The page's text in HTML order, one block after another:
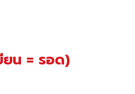
ยน = รอด)